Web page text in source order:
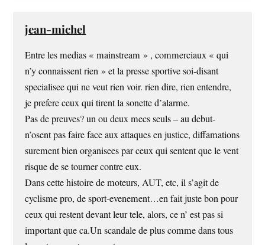
jean-michel
Entre les medias « mainstream » , commerciaux « qui
n’y connaissent rien » et la presse sportive soi-disant
specialisee qui ne veut rien voir. rien dire, rien entendre,
je prefere ceux qui tirent la sonette d’alarme.
Pas de preuves? un ou deux mecs seuls – au debut-
n’osent pas faire face aux attaques en justice, diffamations
surement bien organisees par ceux qui sentent que le vent
risque de se tourner contre eux.
Dans cette histoire de moteurs, AUT, etc, il s’agit de
cyclisme pro, de sport-evenement…en fait juste bon pour
ceux qui restent devant leur tele, alors, ce n’ est pas si
important que ca.Un scandale de plus comme dans tous